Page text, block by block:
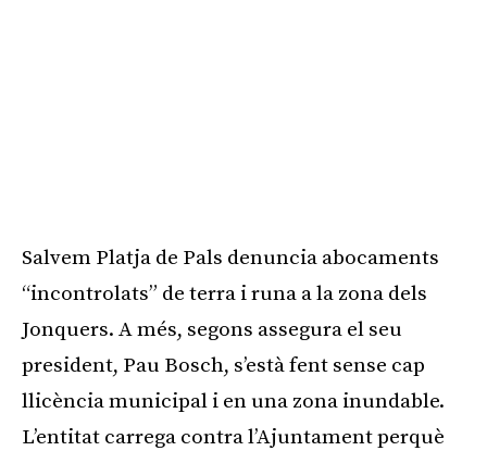
Salvem Platja de Pals denuncia abocaments
“incontrolats” de terra i runa a la zona dels
Jonquers. A més, segons assegura el seu
president, Pau Bosch, s’està fent sense cap
llicència municipal i en una zona inundable.
L’entitat carrega contra l’Ajuntament perquè